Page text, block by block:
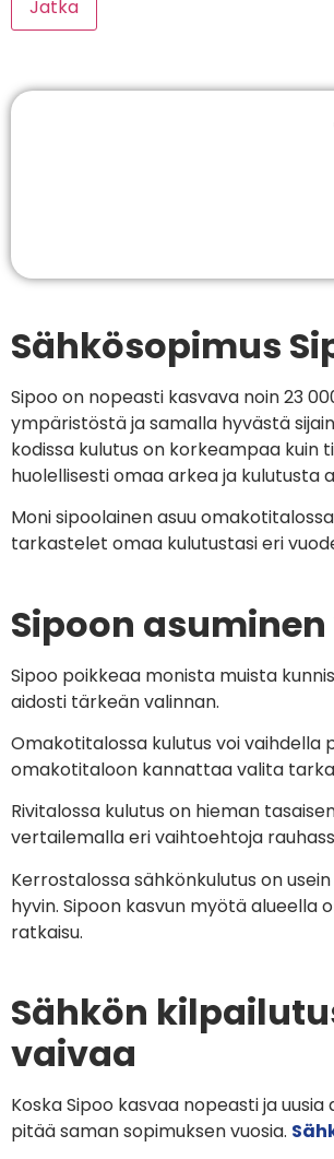
Jatka
Sähkösopimus
Sipoo on nopeasti kasvava noin 23
ympäristöstä ja samalla hyvästä
kodissa kulutus on korkeampaa kuin
huolellisesti omaa arkea ja kulutusta
Moni sipoolainen asuu
tarkastelet omaa kulutustasi eri
Sipoon
Sipoo poikkeaa monista muista
aidosti tärkeän valinnan.
Omakotitalossa kulutus voi vaihdella
omakotitaloon kannattaa valita
Rivitalossa kulutus on hieman
vertailemalla eri vaihtoehtoja
Kerrostalossa sähkönkulutus on
hyvin. Sipoon kasvun myötä alueella
ratkaisu.
Sähkön
vaivaa
Koska Sipoo kasvaa nopeasti ja
pitää saman sopimuksen vuosia.